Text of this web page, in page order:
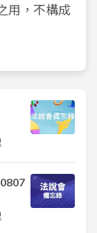
用，不構成